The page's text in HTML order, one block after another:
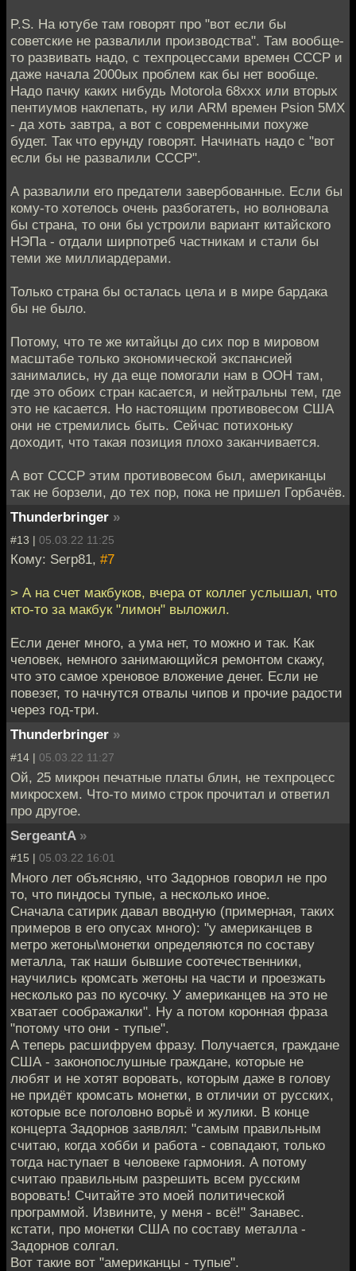
P.S. На ютубе там говорят про "вот если бы
советские не развалили производства". Там вообще-
то развивать надо, с техпроцессами времен СССР и
даже начала 2000ых проблем как бы нет вообще.
Надо пачку каких нибудь Motorola 68xxx или вторых
пентиумов наклепать, ну или ARM времен Psion 5MX
- да хоть завтра, а вот с современными похуже
будет. Так что ерунду говорят. Начинать надо с "вот
если бы не развалили СССР".
А развалили его предатели завербованные. Если бы
кому-то хотелось очень разбогатеть, но волновала
бы страна, то они бы устроили вариант китайского
НЭПа - отдали ширпотреб частникам и стали бы
теми же миллиардерами.
Только страна бы осталась цела и в мире бардака
бы не было.
Потому, что те же китайцы до сих пор в мировом
масштабе только экономической экспансией
занимались, ну да еще помогали нам в ООН там,
где это обоих стран касается, и нейтральны тем, где
это не касается. Но настоящим противовесом США
они не стремились быть. Сейчас потихоньку
доходит, что такая позиция плохо заканчивается.
А вот СССР этим противовесом был, американцы
так не борзели, до тех пор, пока не пришел Горбачёв.
Thunderbringer »
#13 | 05.03.22 11:25
Кому: Serp81, #7
> А на счет макбуков, вчера от коллег услышал, что
кто-то за макбук "лимон" выложил.
Если денег много, а ума нет, то можно и так. Как
человек, немного занимающийся ремонтом скажу,
что это самое хреновое вложение денег. Если не
повезет, то начнутся отвалы чипов и прочие радости
через год-три.
Thunderbringer »
#14 | 05.03.22 11:27
Ой, 25 микрон печатные платы блин, не техпроцесс
микросхем. Что-то мимо строк прочитал и ответил
про другое.
SergeantA »
#15 | 05.03.22 16:01
Много лет объясняю, что Задорнов говорил не про
то, что пиндосы тупые, а несколько иное.
Сначала сатирик давал вводную (примерная, таких
примеров в его опусах много): "у американцев в
метро жетоны\монетки определяются по составу
металла, так наши бывшие соотечественники,
научились кромсать жетоны на части и проезжать
несколько раз по кусочку. У американцев на это не
хватает соображалки". Ну а потом коронная фраза
"потому что они - тупые".
А теперь расшифруем фразу. Получается, граждане
США - законопослушные граждане, которые не
любят и не хотят воровать, которым даже в голову
не придёт кромсать монетки, в отличии от русских,
которые все поголовно ворьё и жулики. В конце
концерта Задорнов заявлял: "самым правильным
считаю, когда хобби и работа - совпадают, только
тогда наступает в человеке гармония. А потому
считаю правильным разрешить всем русским
воровать! Считайте это моей политической
программой. Извините, у меня - всё!" Занавес.
кстати, про монетки США по составу металла -
Задорнов солгал.
Вот такие вот "американцы - тупые".